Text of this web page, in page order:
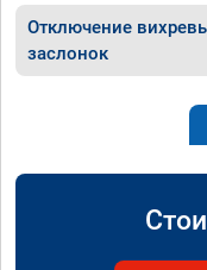
Отключение
заслонок